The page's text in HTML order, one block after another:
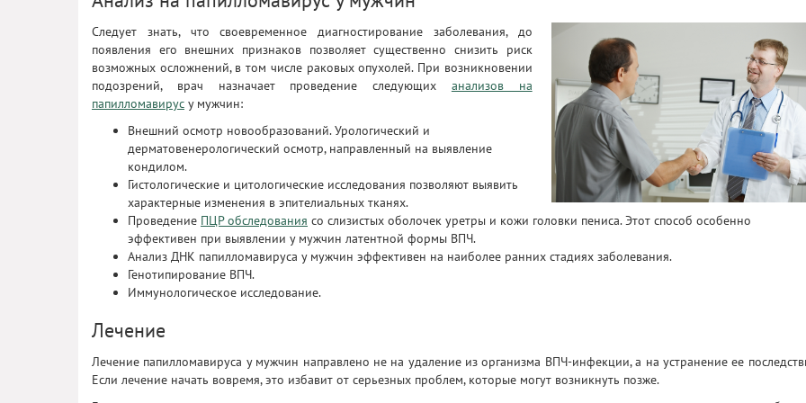
Следует знать, что своевременное диагностирование заболевания, до
появления его внешних признаков позволяет существенно снизить риск
возможных осложнений, в том числе раковых опухолей. При возникновении
подозрений, врач назначает проведение следующих анализов на
папилломавирус у мужчин:
Внешний осмотр новообразований. Урологический и
дерматовенерологический осмотр, направленный на выявление
кондилом.
Гистологические и цитологические исследования позволяют выявить
характерные изменения в эпителиальных тканях.
Проведение ПЦР обследования со слизистых оболочек уретры и кожи головки пениса. Этот способ особенно
эффективен при выявлении у мужчин латентной формы ВПЧ.
Анализ ДНК папилломавируса у мужчин эффективен на наиболее ранних стадиях заболевания.
Генотипирование ВПЧ.
Иммунологическое исследование.
Лечение
Лечение папилломавируса у мужчин направлено не на удаление из организма ВПЧ-инфекции, а на устранение ее
Если лечение начать вовремя, это избавит от серьезных проблем, которые могут возникнуть позже.